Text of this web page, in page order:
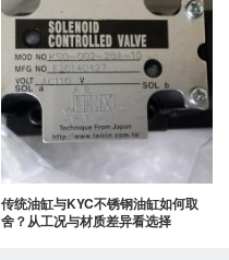
传统油缸与KYC不锈钢油缸如何取
舍？从工况与材质差异看选择